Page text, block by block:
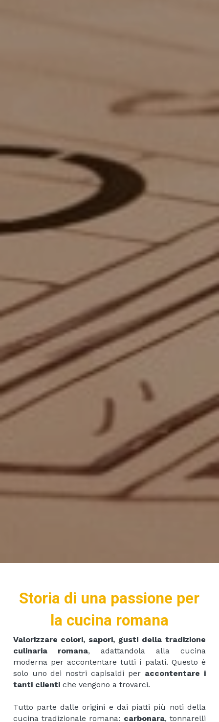
Storia di una passione per
la cucina romana
Valorizzare colori, sapori, gusti della tradizione
culinaria romana, adattandola alla cucina
moderna per accontentare tutti i palati. Questo è
solo uno dei nostri capisaldi per accontentare i
tanti clientiche vengono a trovarci.
Tutto parte dalle origini e dai piatti più noti della
cucina tradizionale romana: carbonara, tonnarelli